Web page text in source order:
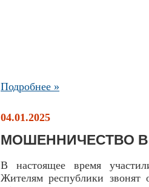
Подробнее »
04.01.2025
МОШЕННИЧЕСТВО
В настоящее время
Жителям республики звонят